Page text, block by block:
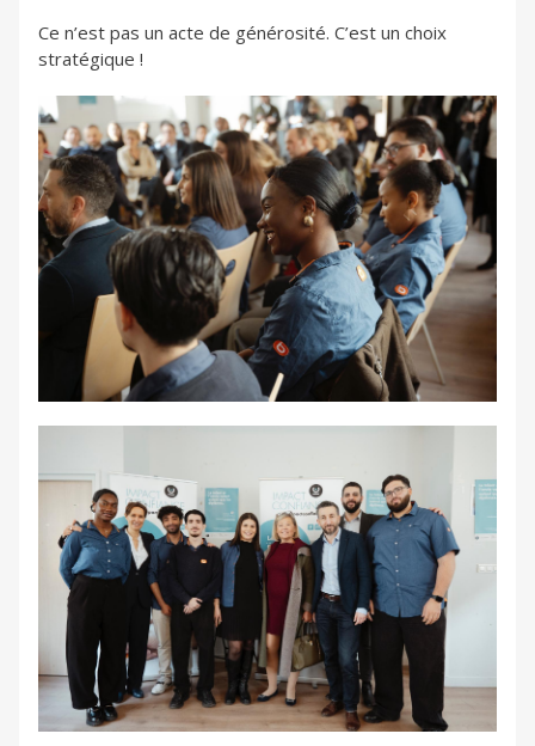
Ce n’est pas un acte de générosité. C’est un choix
stratégique !